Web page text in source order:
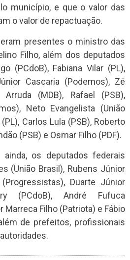
município, e que o valor das
o valor de repactuação.
presentes o ministro das
Filho, além dos deputados
(PCdoB), Fabiana Vilar (PL),
Cascaria (Podemos), Zé
(MDB), Rafael (PSB),
Neto Evangelista (União
Carlos Lula (PSB), Roberto
(PSB) e Osmar Filho (PDF).
ainda, os deputados federais
(União Brasil), Rubens Júnior
Duarte Júnior
(PCdoB), André Fufuca
Filho (Patriota) e Fábio
de prefeitos, profissionais